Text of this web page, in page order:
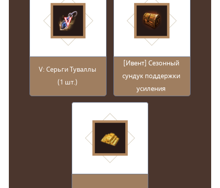
V: Серьги Туваллы
(1 шт.)
[Ивент] Сезонный
сундук поддержки
усиления